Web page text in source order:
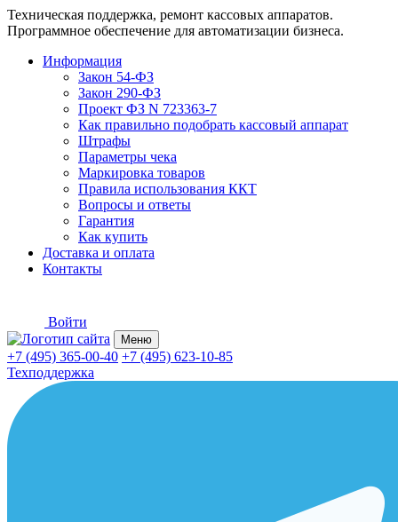
Техническая поддержка, ремонт кассовых аппаратов.
Программное обеспечение для автоматизации бизнеса.
Информация
Закон 54-ФЗ
Закон 290-ФЗ
Проект ФЗ N 723363-7
Как правильно подобрать кассовый аппарат
Штрафы
Параметры чека
Маркировка товаров
Правила использования ККТ
Вопросы и ответы
Гарантия
Как купить
Доставка и оплата
Контакты
Войти
Меню
+7 (495) 365-00-40 +7 (495) 623-10-85
Техподдержка